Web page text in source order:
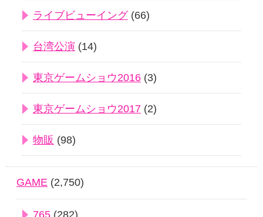
ライブビューイング(66)
台湾公演 (14)
東京ゲームショウ2016 (3)
東京ゲームショウ2017 (2)
物販 (98)
GAME (2,750)